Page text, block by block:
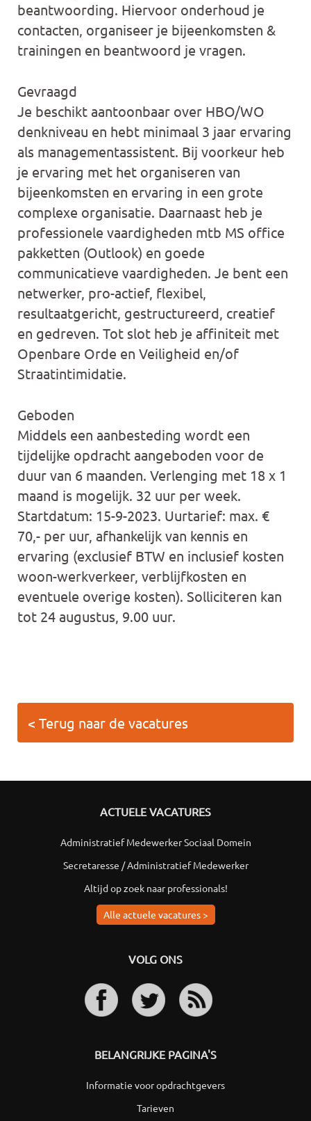
beantwoording. Hiervoor onderhoud je
contacten, organiseer je bijeenkomsten &
trainingen en beantwoord je vragen.
Gevraagd
Je beschikt aantoonbaar over HBO/WO
denkniveau en hebt minimaal 3 jaar ervaring
als managementassistent. Bij voorkeur heb
je ervaring met het organiseren van
bijeenkomsten en ervaring in een grote
complexe organisatie. Daarnaast heb je
professionele vaardigheden mtb MS office
pakketten (Outlook) en goede
communicatieve vaardigheden. Je bent een
netwerker, pro-actief, flexibel,
resultaatgericht, gestructureerd, creatief
en gedreven. Tot slot heb je affiniteit met
Openbare Orde en Veiligheid en/of
Straatintimidatie.
Geboden
Middels een aanbesteding wordt een
tijdelijke opdracht aangeboden voor de
duur van 6 maanden. Verlenging met 18 x 1
maand is mogelijk. 32 uur per week.
Startdatum: 15-9-2023. Uurtarief: max. €
70,- per uur, afhankelijk van kennis en
ervaring (exclusief BTW en inclusief kosten
woon-werkverkeer, verblijfkosten en
eventuele overige kosten). Solliciteren kan
tot 24 augustus, 9.00 uur.
< Terug naar de vacatures
ACTUELE VACATURES
Administratief Medewerker Sociaal Domein
Secretaresse / Administratief Medewerker
Altijd op zoek naar professionals!
Alle actuele vacatures >
VOLG ONS
BELANGRIJKE PAGINA'S
Informatie voor opdrachtgevers
Tarieven